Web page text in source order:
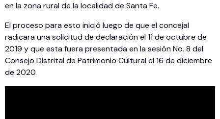
en la zona rural de la localidad de Santa Fe.
El proceso para esto inició luego de que el concejal
radicara una solicitud de declaración el 11 de octubre de
2019 y que esta fuera presentada en la sesión No. 8 del
Consejo Distrital de Patrimonio Cultural el 16 de diciembre
de 2020.